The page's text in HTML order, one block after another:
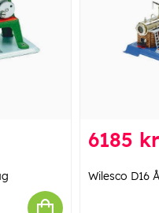
6185 kr
Wilesco D16